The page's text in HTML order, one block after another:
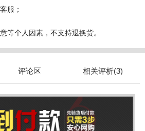
服；
等个人因素，不支持退换货。
评论区 相关评析(3)